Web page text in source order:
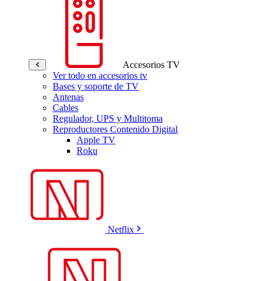
Accesorios TV
Ver todo en accesorios tv
Bases y soporte de TV
Antenas
Cables
Regulador, UPS y Multitoma
Reproductores Contenido Digital
Apple TV
Roku
Netflix